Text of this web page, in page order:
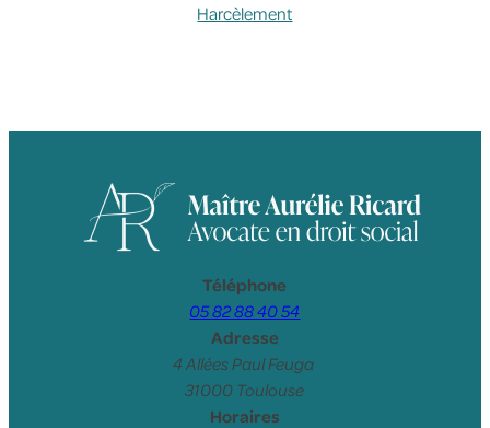
Harcèlement
Téléphone
05 82 88 40 54
Adresse
4 Allées Paul Feuga
31000 Toulouse
Horaires